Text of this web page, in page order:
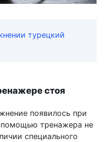
турецкий
стоя
появилось при
тренажера не
специального